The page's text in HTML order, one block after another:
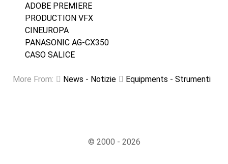
ADOBE PREMIERE
PRODUCTION VFX
CINEUROPA
PANASONIC AG-CX350
CASO SALICE
More From: News - Notizie Equipments - Strumenti
© 2000 - 2026